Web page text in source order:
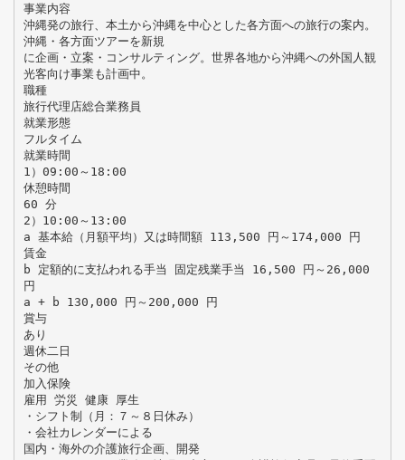
事業内容
沖縄発の旅行、本土から沖縄を中心とした各方面への旅行の案内。
沖縄・各方面ツアーを新規
に企画・立案・コンサルティング。世界各地から沖縄への外国人観
光客向け事業も計画中。
職種
旅行代理店総合業務員
就業形態
フルタイム
就業時間
1）09:00～18:00
休憩時間
60 分
2）10:00～13:00
a 基本給（月額平均）又は時間額 113,500 円～174,000 円
賃金
b 定額的に支払われる手当 固定残業手当 16,500 円～26,000
円
a + b 130,000 円～200,000 円
賞与
あり
週休二日
その他
加入保険
雇用 労災 健康 厚生
・シフト制（月：７～８日休み）
・会社カレンダーによる
国内・海外の介護旅行企画、開発